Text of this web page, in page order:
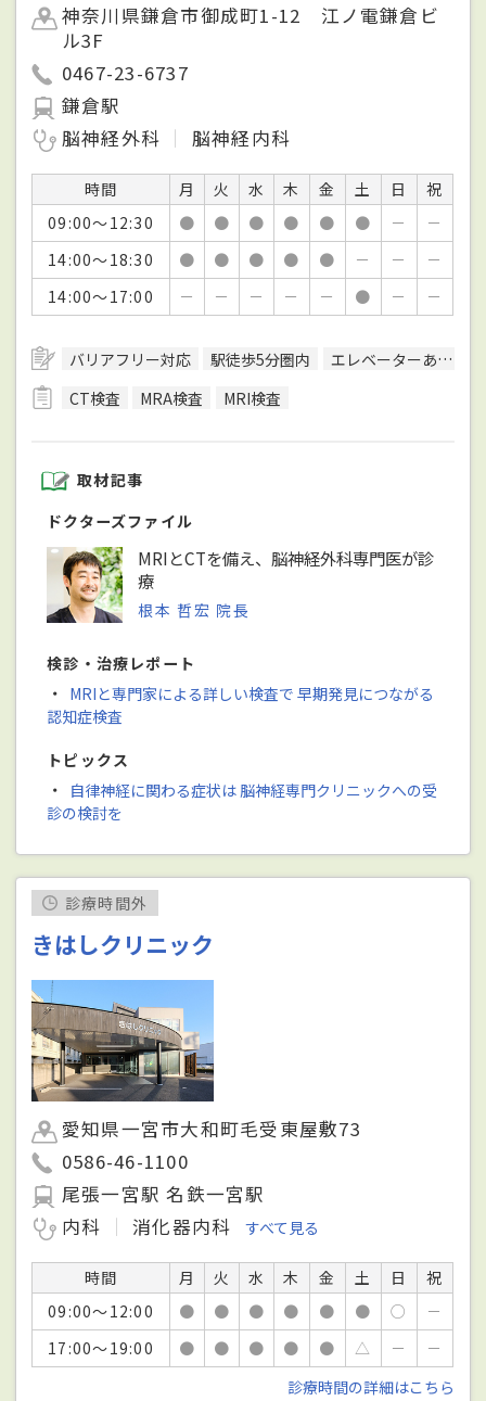
神奈川県鎌倉市御成町1-12 江ノ電鎌倉ビ
ル3F
0467-23-6737
鎌倉駅
脳神経外科
脳神経内科
時間 月 火 水 木 金 土 日
祝
09:00～12:30
● ● ● ● ● ● －
－
14:00～18:30
● ● ● ● ● － －
－
14:00～17:00
－ － － － － ● － －
バリアフリー対応 駅徒歩5分圏内 エレベーターあり
CT検査
MRA検査 MRI検査
取材記事
ドクターズファイル
MRIとCTを備え、脳神経外科専門医が診
療
根本 哲宏 院長
検診・治療レポート
・ MRIと専門家による詳しい検査で 早期発見につながる
認知症検査
トピックス
・
自律神経に関わる症状は 脳神経専門クリニックへの受
診の検討を
診療時間外
きはしクリニック
愛知県一宮市大和町毛受東屋敷73
0586-46-1100
尾張一宮駅 名鉄一宮駅
内科
消化器内科 すべて見る
時間 月 火 水 木 金 土 日
祝
09:00～12:00
● ● ● ● ● ● ○
－
17:00～19:00
● ● ● ● ● △ －
－
診療時間の詳細はこちら